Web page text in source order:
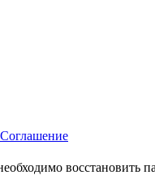
Соглашение
восстановить